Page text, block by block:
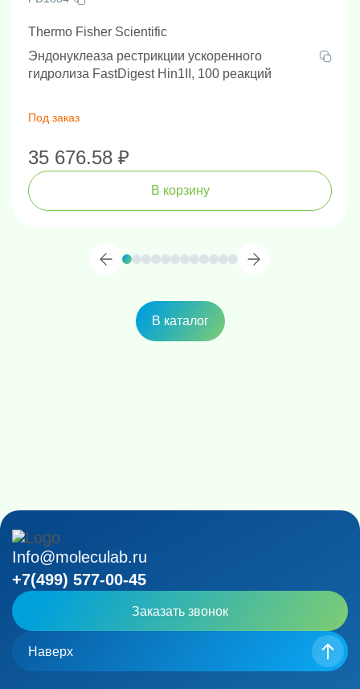
Thermo Fisher Scientific
Эндонуклеаза рестрикции ускоренного
гидролиза FastDigest Hin1II, 100 реакций
Под заказ
35 676.58 ₽
В корзину
В каталог
Info@moleculab.ru
+7(499) 577-00-45
Заказать звонок
Наверх